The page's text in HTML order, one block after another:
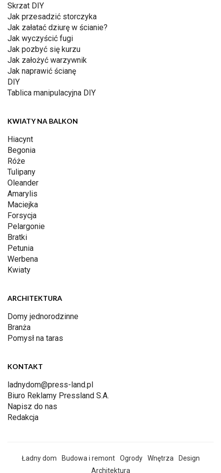
Skrzat DIY
Jak przesadzić storczyka
Jak załatać dziurę w ścianie?
Jak wyczyścić fugi
Jak pozbyć się kurzu
Jak założyć warzywnik
Jak naprawić ścianę
DIY
Tablica manipulacyjna DIY
KWIATY NA BALKON
Hiacynt
Begonia
Róże
Tulipany
Oleander
Amarylis
Maciejka
Forsycja
Pelargonie
Bratki
Petunia
Werbena
Kwiaty
ARCHITEKTURA
Domy jednorodzinne
Branża
Pomysł na taras
KONTAKT
ladnydom@press-land.pl
Biuro Reklamy Pressland S.A.
Napisz do nas
Redakcja
Ładny dom Budowa i remont Ogrody Wnętrza
Design
Architektura